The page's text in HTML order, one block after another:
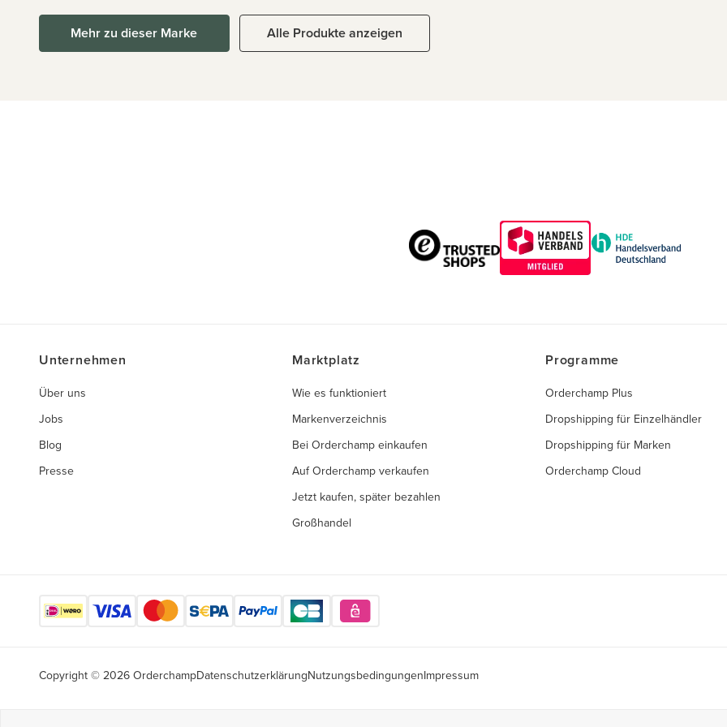
Mehr zu dieser Marke Alle Produkte anzeigen
Unternehmen
Über uns
Jobs
Blog
Presse
Marktplatz
Wie es funktioniert
Markenverzeichnis
Bei Orderchamp einkaufen
Auf Orderchamp verkaufen
Jetzt kaufen, später bezahlen
Großhandel
Programme
Orderchamp Plus
Dropshipping für Einzelhändler
Dropshipping für Marken
Orderchamp Cloud
Copyright © 2026 OrderchampDatenschutzerklärungNutzungsbedingungenImpressum